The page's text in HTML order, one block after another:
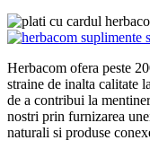
Herbacom ofera peste
straine de inalta calitate
de a contribui la
nostri prin furnizarea
naturali si produse